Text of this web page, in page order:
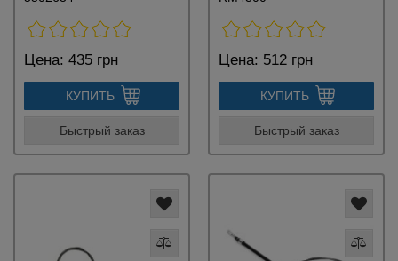
Цена: 435 грн
КУПИТЬ
Быстрый заказ
Цена: 512 грн
КУПИТЬ
Быстрый заказ